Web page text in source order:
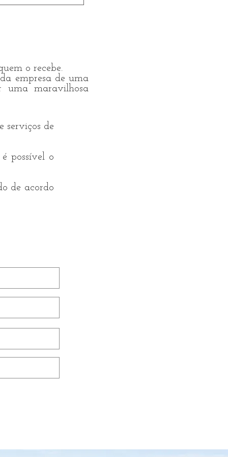
mostras de
o recebe.
empresa de uma
uma maravilhosa
serviços de
possível o
de acordo